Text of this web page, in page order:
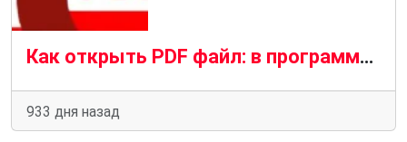
Как открыть PDF файл: в программах, браузере и приложениях
933 дня назад